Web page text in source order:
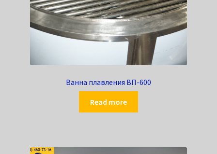
Ванна плавления ВП-600
Read more